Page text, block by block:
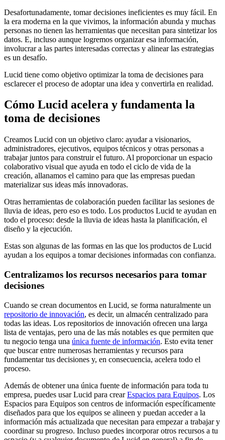
Desafortunadamente, tomar decisiones ineficientes es muy fácil. En
la era moderna en la que vivimos, la información abunda y muchas
personas no tienen las herramientas que necesitan para sintetizar los
datos. E, incluso aunque logremos organizar esa información,
involucrar a las partes interesadas correctas y alinear las estrategias
es un desafío.
Lucid tiene como objetivo optimizar la toma de decisiones para
esclarecer el proceso de adoptar una idea y convertirla en realidad.
Cómo Lucid acelera y fundamenta la
toma de decisiones
Creamos Lucid con un objetivo claro: ayudar a visionarios,
administradores, ejecutivos, equipos técnicos y otras personas a
trabajar juntos para construir el futuro. Al proporcionar un espacio
colaborativo visual que ayuda en todo el ciclo de vida de la
creación, allanamos el camino para que las empresas puedan
materializar sus ideas más innovadoras.
Otras herramientas de colaboración pueden facilitar las sesiones de
lluvia de ideas, pero eso es todo. Los productos Lucid te ayudan en
todo el proceso: desde la lluvia de ideas hasta la planificación, el
diseño y la ejecución.
Estas son algunas de las formas en las que los productos de Lucid
ayudan a los equipos a tomar decisiones informadas con confianza.
Centralizamos los recursos necesarios para tomar
decisiones
Cuando se crean documentos en Lucid, se forma naturalmente un
repositorio de innovación, es decir, un almacén centralizado para
todas las ideas. Los repositorios de innovación ofrecen una larga
lista de ventajas, pero una de las más notables es que permiten que
tu negocio tenga una única fuente de información. Esto evita tener
que buscar entre numerosas herramientas y recursos para
fundamentar tus decisiones y, en consecuencia, acelera todo el
proceso.
Además de obtener una única fuente de información para toda tu
empresa, puedes usar Lucid para crearEspacios para Equipos. Los
Espacios para Equipos son centros de información específicamente
diseñados para que los equipos se alineen y puedan acceder a la
información más actualizada que necesitan para empezar a trabajar y
coordinar su progreso. Incluso puedes incorporar otros recursos a tu